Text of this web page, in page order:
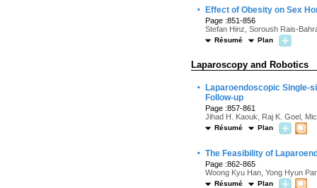
· Effect of Obesity on Sex
Page :851-856
Stefan Hinz, Soroush Rais-
Résumé Plan
Laparoscopy and Robotics
·
Laparoendoscopic Single-
Follow-up
Page :857-861
Jihad H. Kaouk, Raj K. Goel,
Résumé Plan
· The Feasibility of
Page :862-865
Woong Kyu Han, Yong Hyun
Résumé Plan